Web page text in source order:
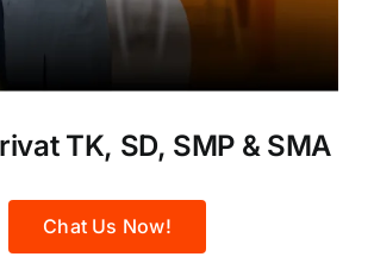
TK, SD, SMP & SMA
Chat Us Now!